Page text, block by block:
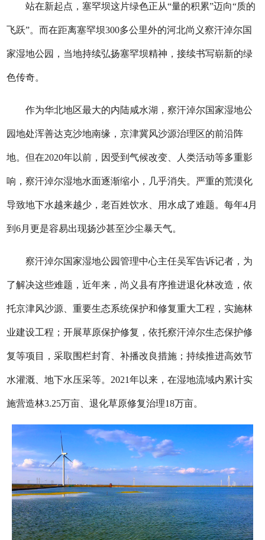
站在新起点，塞罕坝这片绿色正从“量的积累”迈向“质的
飞跃”。而在距离塞罕坝300多公里外的河北尚义察汗淖尔国
家湿地公园，当地持续弘扬塞罕坝精神，接续书写崭新的绿
色传奇。
作为华北地区最大的内陆咸水湖，察汗淖尔国家湿地公
园地处浑善达克沙地南缘，京津冀风沙源治理区的前沿阵
地。但在2020年以前，因受到气候改变、人类活动等多重影
响，察汗淖尔湿地水面逐渐缩小，几乎消失。严重的荒漠化
导致地下水越来越少，老百姓饮水、用水成了难题。每年4月
到6月更是容易出现扬沙甚至沙尘暴天气。
察汗淖尔国家湿地公园管理中心主任吴军告诉记者，为
了解决这些难题，近年来，尚义县有序推进退化林改造，依
托京津风沙源、重要生态系统保护和修复重大工程，实施林
业建设工程；开展草原保护修复，依托察汗淖尔生态保护修
复等项目，采取围栏封育、补播改良措施；持续推进高效节
水灌溉、地下水压采等。2021年以来，在湿地流域内累计实
施营造林3.25万亩、退化草原修复治理18万亩。